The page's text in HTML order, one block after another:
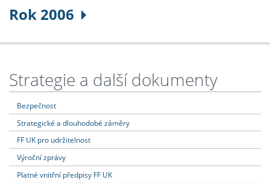
Rok 2006
Strategie a další dokumenty
Bezpečnost
Strategické a dlouhodobé záměry
FF UK pro udržitelnost
Výroční zprávy
Platné vnitřní předpisy FF UK